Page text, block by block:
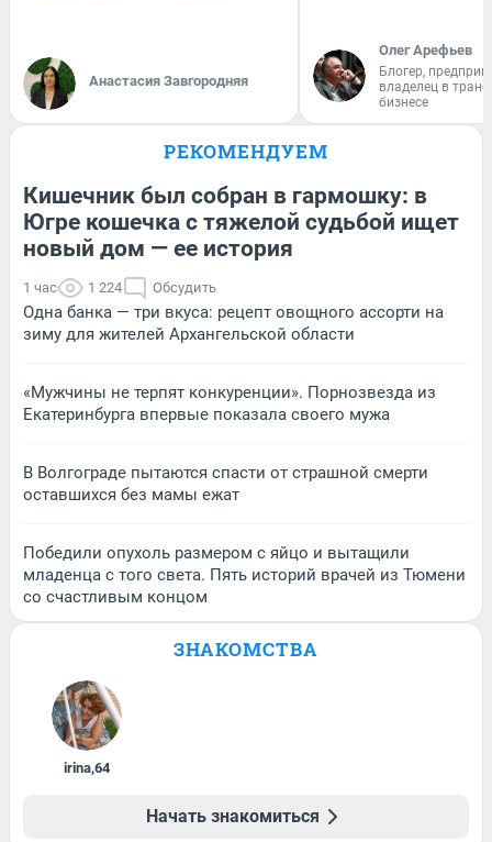
Анастасия Завгородняя
Олег Арефьев
Блогер,
владелец в
бизнесе
РЕКОМЕНДУЕМ
Кишечник был собран в гармошку: в
Югре кошечка с тяжелой судьбой ищет
новый дом — ее история
1 час 1 224 Обсудить
Одна банка — три вкуса: рецепт овощного ассорти на
зиму для жителей Архангельской области
«Мужчины не терпят конкуренции». Порнозвезда из
Екатеринбурга впервые показала своего мужа
В Волгограде пытаются спасти от страшной смерти
оставшихся без мамы ежат
Победили опухоль размером с яйцо и вытащили
младенца с того света. Пять историй врачей из Тюмени
со счастливым концом
ЗНАКОМСТВА
irina,64
Начать знакомиться